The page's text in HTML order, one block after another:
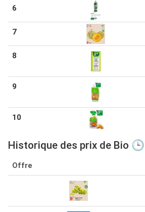
6
7
8
9
10
Historique des prix de Bio 🕒
Offre